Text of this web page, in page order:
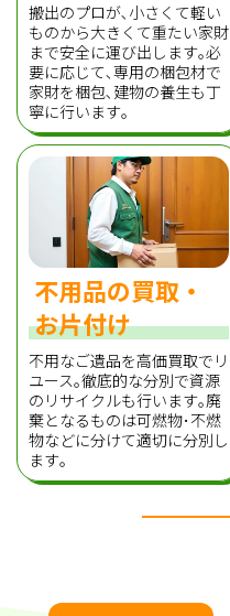
搬出のプロが､小さくて軽い
ものから大きくて重たい家財
まで安全に運び出します｡必
要に応じて､専用の梱包材で
家財を梱包､建物の養生も丁
寧に行います｡
不用品の買取・
お片付け
不用なご遺品を高価買取でリ
ユース｡徹底的な分別で資源
のリサイクルも行います｡廃
棄となるものは可燃物･不燃
物などに分けて適切に分別し
ます｡